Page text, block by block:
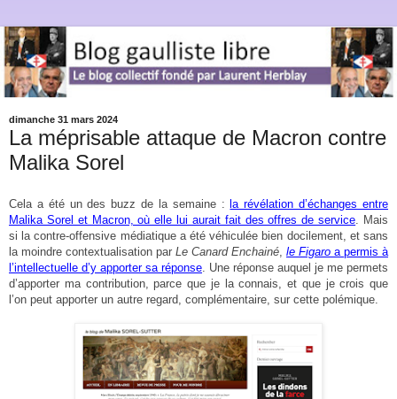
dimanche 31 mars 2024
La méprisable attaque de Macron contre
Malika Sorel
Cela a été un des buzz de la semaine : la révélation d’échanges entre
Malika Sorel et Macron, où elle lui aurait fait des offres de service. Mais
si la contre-offensive médiatique a été véhiculée bien docilement, et sans
la moindre contextualisation par Le Canard Enchainé, le Figaro a permis à
l’intellectuelle d’y apporter sa réponse. Une réponse auquel je me permets
d’apporter ma contribution, parce que je la connais, et que je crois que
l’on peut apporter un autre regard, complémentaire, sur cette polémique.